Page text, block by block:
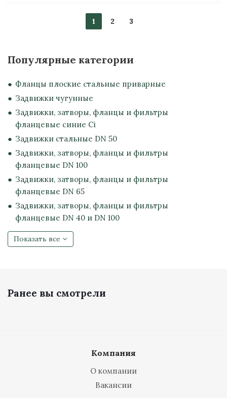
1 2 3
Популярные категории
Фланцы плоские стальные приварные
Задвижки чугунные
Задвижки, затворы, фланцы и фильтры
фланцевые синие Ci
Задвижки стальные DN 50
Задвижки, затворы, фланцы и фильтры
фланцевые DN 100
Задвижки, затворы, фланцы и фильтры
фланцевые DN 65
Задвижки, затворы, фланцы и фильтры
фланцевые DN 40 и DN 100
Показать все
Ранее вы смотрели
Компания
О компании
Вакансии